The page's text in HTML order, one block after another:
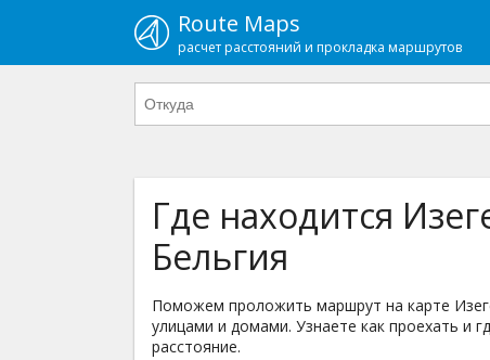
Route Maps
расчет расстояний и прокладка маршрутов
Где находится
Бельгия
Поможем проложить маршрут на карте
улицами и домами. Узнаете как проехать и
расстояние.